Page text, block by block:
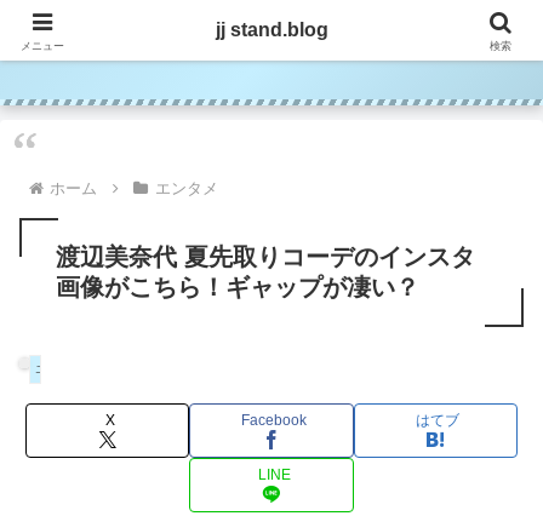
jj stand.blog
ホーム エンタメ
渡辺美奈代 夏先取りコーデのインスタ
画像がこちら！ギャップが凄い？
エンタメ
X Facebook はてブ
LINE
メニュー
jj stand.blog
検索